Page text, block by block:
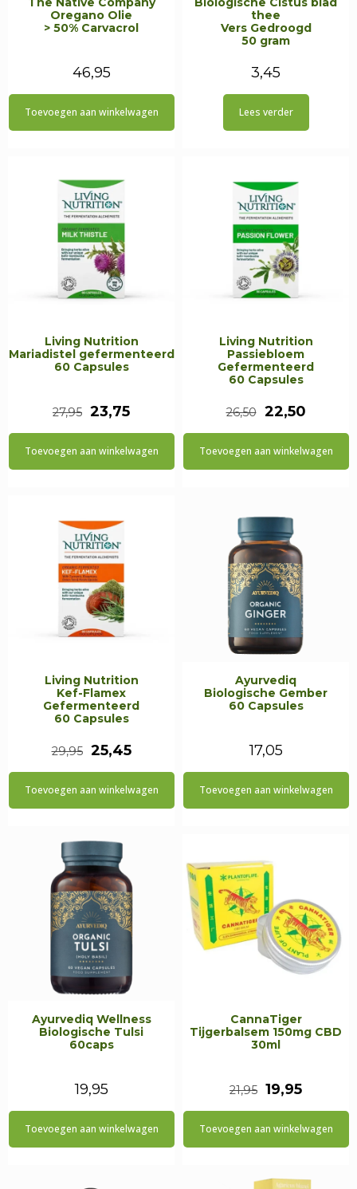
Oregano Olie
> 50% Carvacrol
46,95
Toevoegen aan winkelwagen
thee
Vers Gedroogd
50 gram
3,45
Lees verder
Living Nutrition
Mariadistel gefermenteerd
60 Capsules
27,95 Oorspronkelijke
prijs
23,75Huidige
prijs
is:
Toevoegen aan winkelwagen
Living Nutrition
Passiebloem
Gefermenteerd
60 Capsules
26,50
prijs
22,50
prijs
is:
Toevoegen aan winkelwagen
Living Nutrition
Kef-Flamex
Gefermenteerd
60 Capsules
29,95 Oorspronkelijke
prijs
25,45Huidige
prijs
is:
Toevoegen aan winkelwagen
Ayurvediq
Biologische Gember
60 Capsules
17,05
Toevoegen aan winkelwagen
Ayurvediq Wellness
Biologische Tulsi
60caps
19,95
Toevoegen aan winkelwagen
CannaTiger
Tijgerbalsem 150mg CBD
30ml
21,95
prijs
19,95Huidige
prijs
Toevoegen aan winkelwagen